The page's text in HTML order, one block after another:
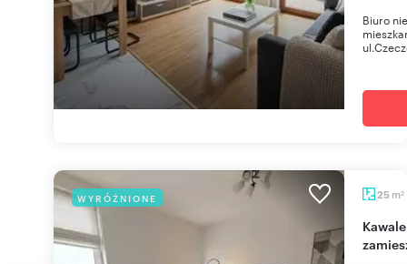
Biuro
WYRÓŻNIONE 25 m2
Kawalerka 25 m² z widokiem, winda, gotowa do